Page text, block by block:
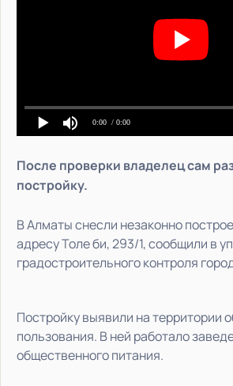
0:00 / 0:00
После проверки владелец сам
постройку.
В Алматы снесли незаконно
адресу Толе би, 293/1, сообщили в
градостроительного контроля
Постройку выявили на территории
пользования. В ней работало
общественного питания.